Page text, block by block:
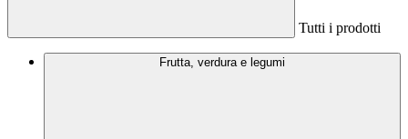
Tutti i prodotti
Frutta, verdura e legumi